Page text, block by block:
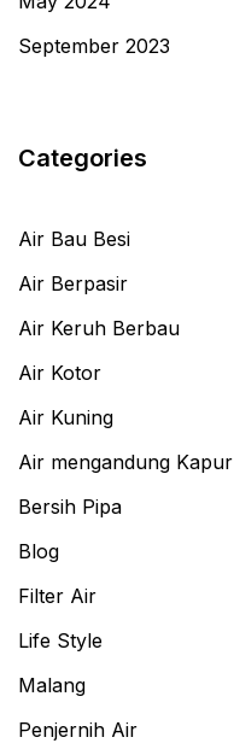
September 2023
Categories
Air Bau Besi
Air Berpasir
Air Keruh Berbau
Air Kotor
Air Kuning
Air mengandung Kapur
Bersih Pipa
Blog
Filter Air
Life Style
Malang
Penjernih Air